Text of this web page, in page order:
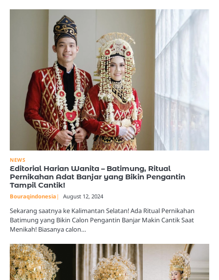
NEWS
Editorial Harian Wanita – Batimung, Ritual
Pernikahan Adat Banjar yang Bikin Pengantin
Tampil Cantik!
Bouraqindonesia August 12, 2024
Sekarang saatnya ke Kalimantan Selatan! Ada Ritual Pernikahan
Batimung yang Bikin Calon Pengantin Banjar Makin Cantik Saat
Menikah! Biasanya calon…